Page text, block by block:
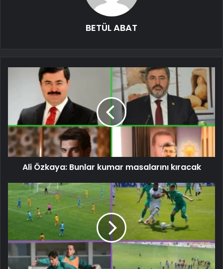
BETÜL ABAT
Ali Özkaya: Bunlar kumar masalarını kıracak